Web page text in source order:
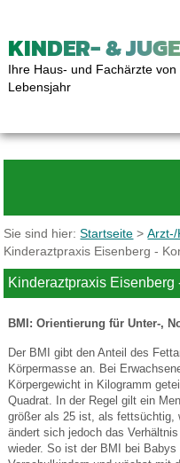
KINDER- &
Ihre Haus- und Fachärzte von
Lebensjahr
Sie sind hier:Startseite >
Kinderaztpraxis Eisenberg -
Kinderaztpraxis
BMI: Orientierung für Unter-,
Der BMI gibt den Anteil des
Körpermasse an. Bei
Körpergewicht in Kilogramm
Quadrat. In der Regel gilt ein
größer als 25 ist, als fettsüchtig,
ändert sich jedoch das
wieder. So ist der BMI bei